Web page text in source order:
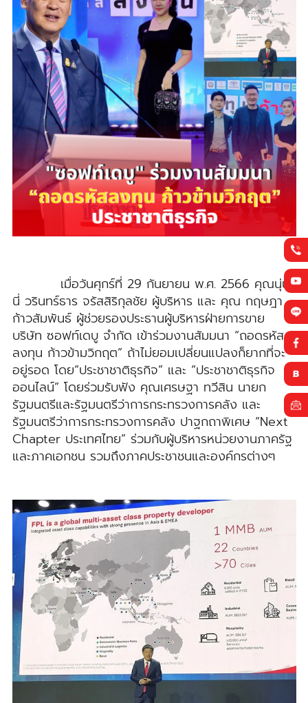
เมื่อวันศุกร์ที่ 29 กันยายน พ.ศ. 2566 คุณนุ่น
นี่ วรินทร์ธาร จรัสสิริกุลชัย ผู้บริหาร และ คุณ กฤษฎา
ก้าวสัมพันธ์ ผู้ช่วยรองประธานผู้บริหารฝ่ายการขาย
บริษัท ซอฟท์เดบู จำกัด เข้าร่วมงานสัมมนา “ถอดรหัส
ลงทุน ก้าวข้ามวิกฤต” ถ้าไม่ยอมเปลี่ยนแปลงก็ยากที่จะ
อยู่รอด โดย“ประชาชาติธุรกิจ” และ “ประชาชาติธุรกิจ
ออนไลน์” โดยร่วมรับฟัง คุณเศรษฐา ทวีสิน นายก
รัฐมนตรีและรัฐมนตรีว่าการกระทรวงการคลัง และ
รัฐมนตรีว่าการกระทรวงการคลัง ปาฐกถาพิเศษ “Next
Chapter ประเทศไทย” ร่วมกับผู้บริหารหน่วยงานภาครัฐ
และภาคเอกชน รวมถึงภาคประชาชนและองค์กรต่างๆ